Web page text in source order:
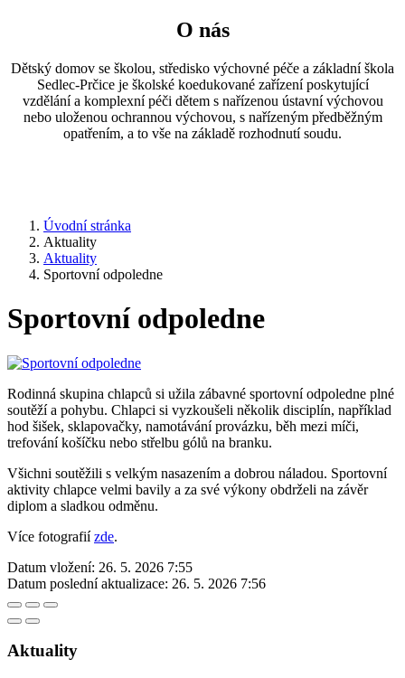
O nás
Dětský domov se školou, středisko výchovné péče a základní škola
Sedlec-Prčice je školské koedukované zařízení poskytující
vzdělání a komplexní péči dětem s nařízenou ústavní výchovou
nebo uloženou ochrannou výchovou, s nařízeným předběžným
opatřením, a to vše na základě rozhodnutí soudu.
Úvodní stránka
Aktuality
Aktuality
Sportovní odpoledne
Sportovní odpoledne
Rodinná skupina chlapců si užila zábavné sportovní odpoledne plné
soutěží a pohybu. Chlapci si vyzkoušeli několik disciplín, například
hod šišek, sklapovačky, namotávání provázku, běh mezi míči,
trefování košíčku nebo střelbu gólů na branku.
Všichni soutěžili s velkým nasazením a dobrou náladou. Sportovní
aktivity chlapce velmi bavily a za své výkony obdrželi na závěr
diplom a sladkou odměnu.
Více fotografiízde.
Datum vložení: 26. 5. 2026 7:55
Datum poslední aktualizace: 26. 5. 2026 7:56
Aktuality